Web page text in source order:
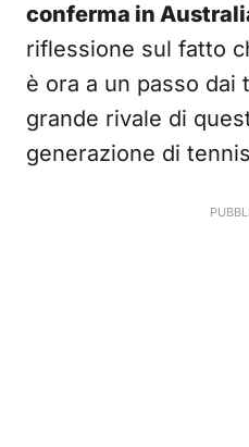
conferma in
riflessione sul fatto
è ora a un passo dai
grande rivale di
generazione di